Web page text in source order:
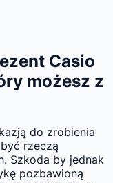
Casio
możesz z
do zrobienia
rzeczą
Szkoda by jednak
pozbawioną